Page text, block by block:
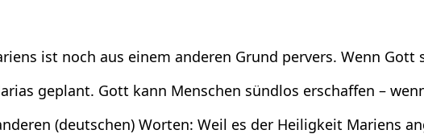
ist noch aus einem anderen Grund pervers. Wenn
geplant. Gott kann Menschen sündlos erschaffen –
(deutschen) Worten: Weil es der Heiligkeit Mariens